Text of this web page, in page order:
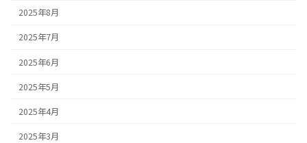
2025年8月
2025年7月
2025年6月
2025年5月
2025年4月
2025年3月